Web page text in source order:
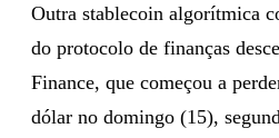
Outra stablecoin algorítmica
do protocolo de finanças
Finance, que começou a
dólar no domingo (15),